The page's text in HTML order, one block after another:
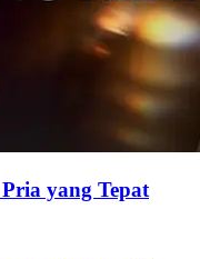
yang Tepat